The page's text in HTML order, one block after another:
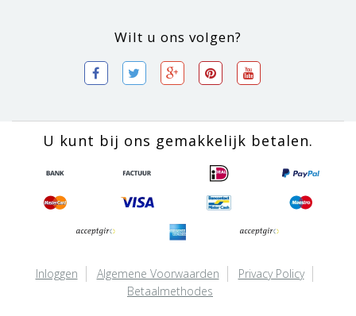
Wilt u ons volgen?
U kunt bij ons gemakkelijk betalen.
Inloggen Algemene Voorwaarden
Privacy Policy
Betaalmethodes